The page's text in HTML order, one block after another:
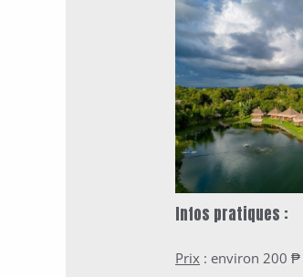
Infos pratiques :
Prix : environ 200₱